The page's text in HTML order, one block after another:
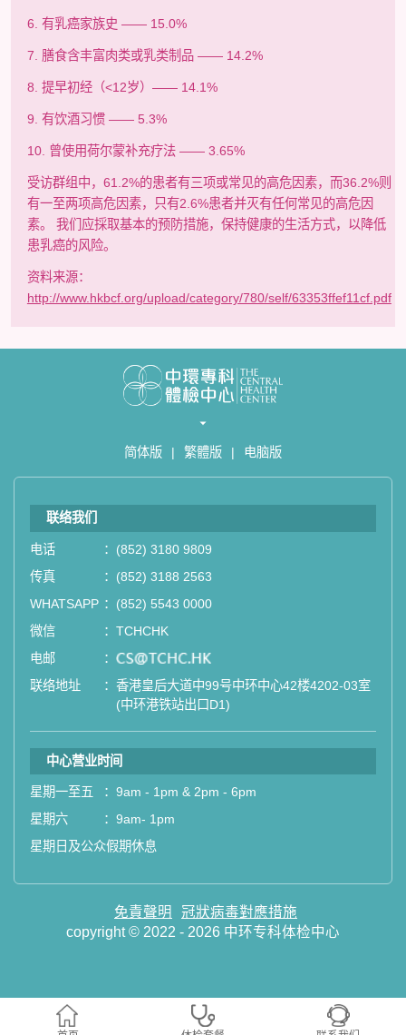
6. 有乳癌家族史 —— 15.0%
7. 膳食含丰富肉类或乳类制品 —— 14.2%
8. 提早初经（<12岁）—— 14.1%
9. 有饮酒习惯 —— 5.3%
10. 曾使用荷尔蒙补充疗法 —— 3.65%
受访群组中，61.2%的患者有三项或常见的高危因素，而36.2%则
有一至两项高危因素，只有2.6%患者并灭有任何常见的高危因
素。 我们应採取基本的预防措施，保持健康的生活方式，以降低
患乳癌的风险。
资料来源：
http://www.hkbcf.org/upload/category/780/self/63353ffef11cf.pdf
简体版 | 繁體版 | 电脑版
联络我们
电话 ： (852) 3180 9809
传真
： (852) 3188 2563
WHATSAPP ： (852) 5543 0000
微信
： TCHCHK
电邮
： email
联络地址
： 香港皇后大道中99号中环中心42楼4202-03室
(中环港铁站出口D1)
中心营业时间
星期一至五 ： 9am - 1pm & 2pm - 6pm
星期六
： 9am- 1pm
星期日及公众假期休息
免責聲明
冠狀病毒對應措施
copyright © 2022 - 2026 中环专科体检中心